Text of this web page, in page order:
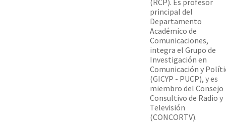
(RCP). Es profesor
principal del
Departamento
Académico de
Comunicaciones,
integra el Grupo de
Investigación en
Comunicación y
(GICYP - PUCP), y es
miembro del Consejo
Consultivo de Radio y
Televisión
(CONCORTV).